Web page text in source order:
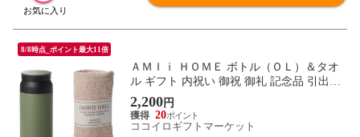
8/8時点_ポイント最大11倍
ＡＭＩｉ ＨＯＭＥ ボトル（ＯＬ）＆タオ
ル ギフト 内祝い 御祝 御礼 記念品 引出物
結婚式 プレゼント 出産内祝い 結婚お祝い
2,200円
20
ココイロギフトマーケット